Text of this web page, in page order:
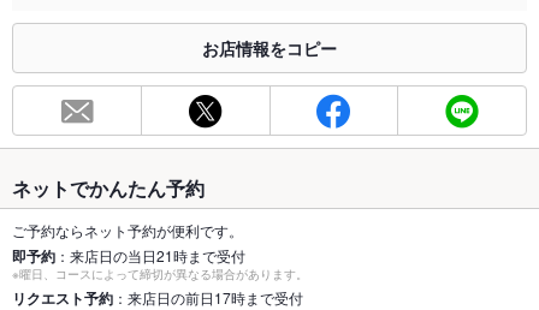
合わせください。
お席
110席(テーブル席、掘りごたつ席、個室をご用意！)
容人数
個室 あり ：25名用の宴会個室も有り！
座敷 あり ：掘り炬燵式座敷有り！
お店情報をコピー
ネットでかんたん予約
ご予約ならネット予約が便利です。
即予約 ：来店日の当日21時まで受付
※曜日、コースによって締切が異なる場合があります。
リクエスト予約 ：来店日の前日17時まで受付